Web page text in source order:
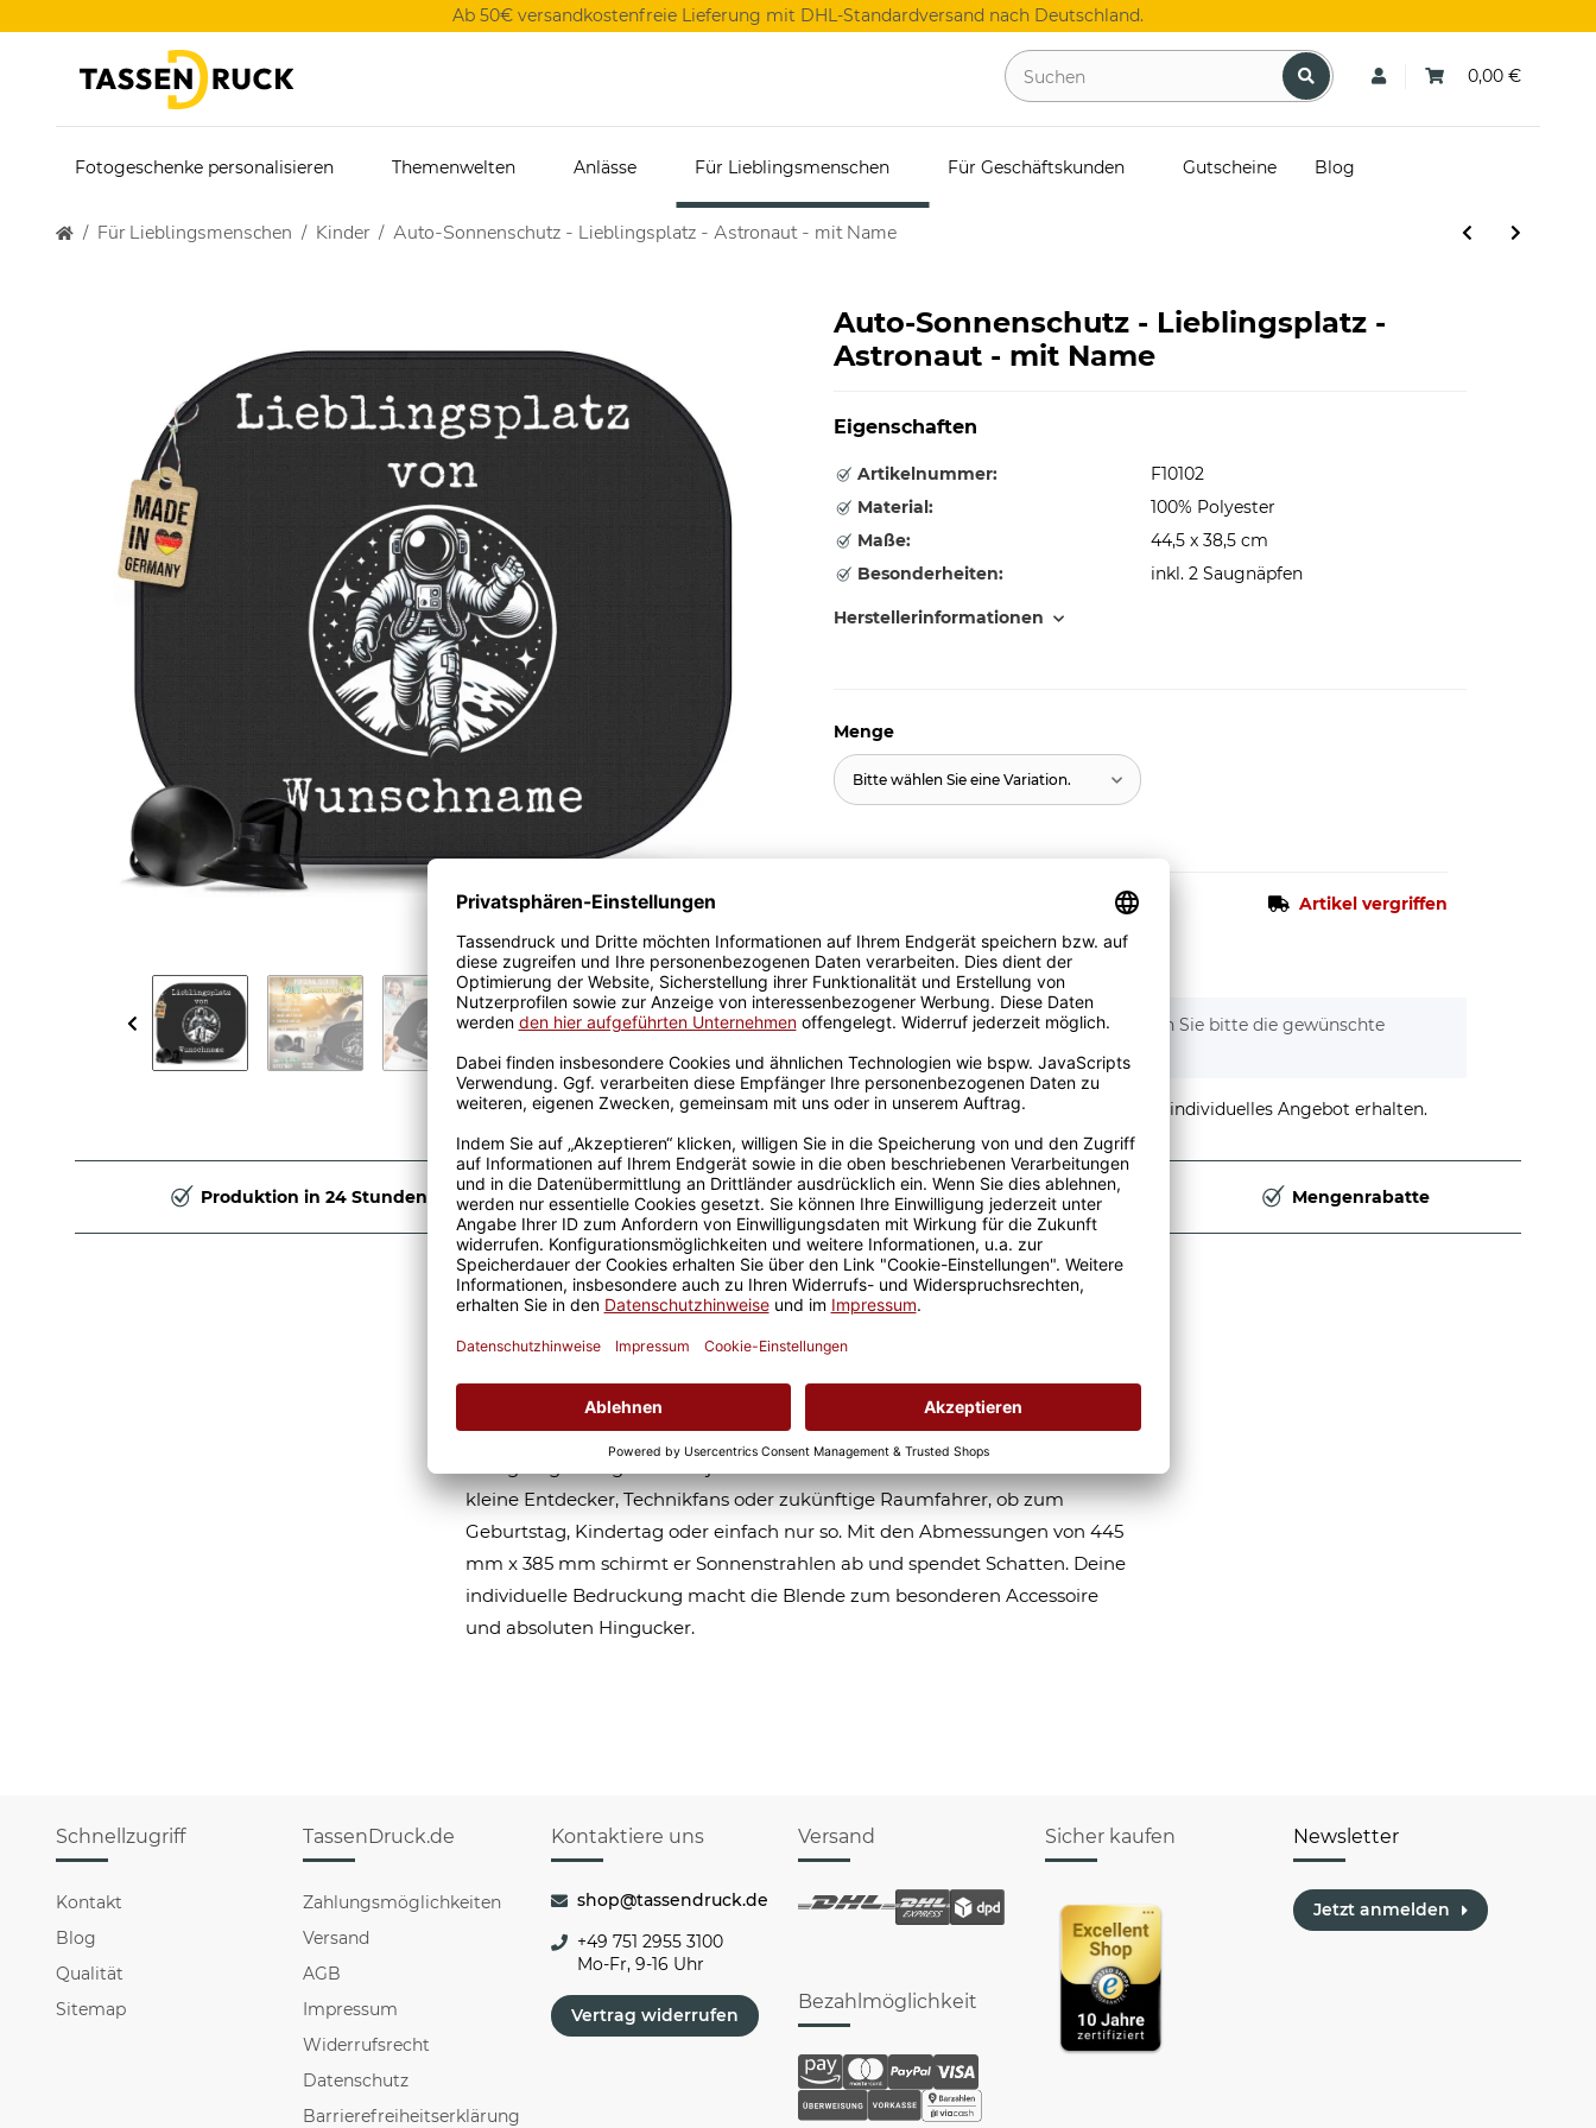
Ab 50€ versandkostenfreie Lieferung mit DHL-Standardversand nach Deutschland.
0,00 €
Fotogeschenke personalisieren Themenwelten Anlässe Für Lieblingsmenschen Für Geschäftskunden Gutscheine Blog
Für Lieblingsmenschen Kinder Auto-Sonnenschutz - Lieblingsplatz - Astronaut - mit Name
Auto-Sonnenschutz - Lieblingsplatz -
Astronaut - mit Name
Eigenschaften
Artikelnummer:
F10102
Material:
100% Polyester
Maße:
44,5 x 38,5 cm
Besonderheiten:
inkl. 2 Saugnäpfen
Herstellerinformationen
Menge
Bitte wählen Sie eine Variation.
Artikel vergriffen
inkl. 19% MwSt. , zzgl. Versand
x
Dieser Artikel hat Variationen. Wählen Sie bitte die gewünschte
Größere Stückzahl? Anfrage stellen und individuelles Angebot erhalten.
Produktion in 24 Stunden Sicherer Kauf Auf Rechnung Produktion in Deutschland Mengenrabatte
Auto-Sonnenschutz - Lieblingsplatz -
Astronaut - mit Name
Ein Astronaut auf Weltraummission - für Kinder, die vom Universum
träumen! Mit Wunschname versehen wird der Sonnenschutz zu einem
einzigartigen Begleiter auf jeder Fahrt durchs All. Ideal als Geschenk für
kleine Entdecker, Technikfans oder zukünftige Raumfahrer, ob zum
Geburtstag, Kindertag oder einfach nur so. Mit den Abmessungen von 445
mm x 385 mm schirmt er Sonnenstrahlen ab und spendet Schatten. Deine
individuelle Bedruckung macht die Blende zum besonderen Accessoire
und absoluten Hingucker.
Schnellzugriff
Kontakt
Blog
Qualität
Sitemap
TassenDruck.de
Zahlungsmöglichkeiten
Versand
AGB
Impressum
Widerrufsrecht
Datenschutz
Barrierefreiheitserklärung
Kontaktiere uns
shop@tassendruck.de
+49 751 2955 3100
Mo-Fr, 9-16 Uhr
Vertrag widerrufen
Versand
Bezahlmöglichkeit
Sicher kaufen Newsletter
Jetzt anmelden